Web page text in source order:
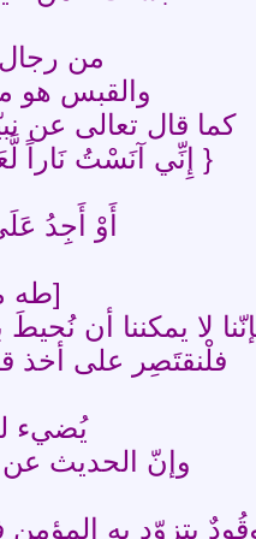
من رجال
والقبس هو
كما قال تعالى عن
{ إِنِّي آنَسْتُ نَاراً
أَوْ أَجِدُ
[طه
لا يمكننا أن
فلْنقتَصِر على أخذ
يُضيء
وإنّ الحديث عن
يتزوّد به